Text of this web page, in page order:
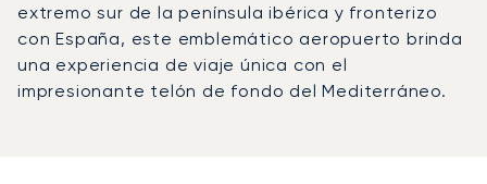
extremo sur de la península ibérica y fronterizo
con España, este emblemático aeropuerto brinda
una experiencia de viaje única con el
impresionante telón de fondo del Mediterráneo.